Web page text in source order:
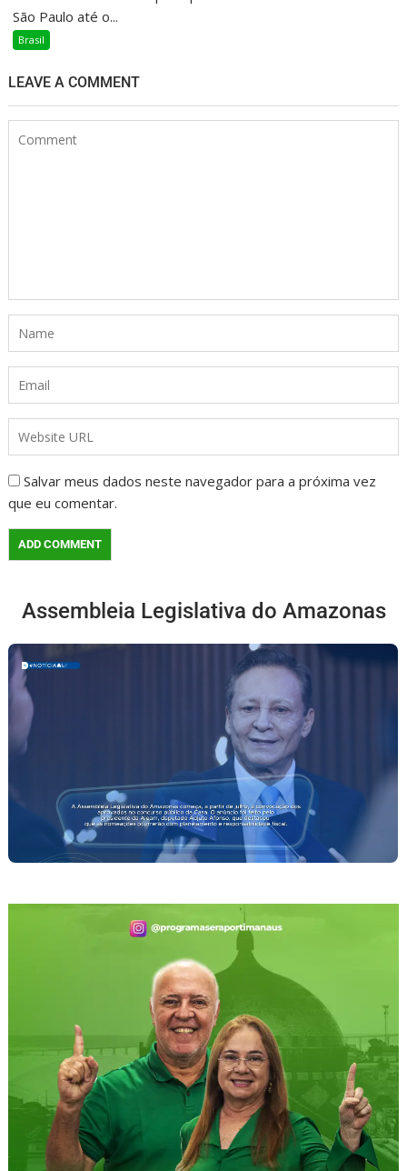
São Paulo até o...
Brasil
LEAVE A COMMENT
Salvar meus dados neste navegador para a próxima vez
que eu comentar.
Assembleia Legislativa do Amazonas